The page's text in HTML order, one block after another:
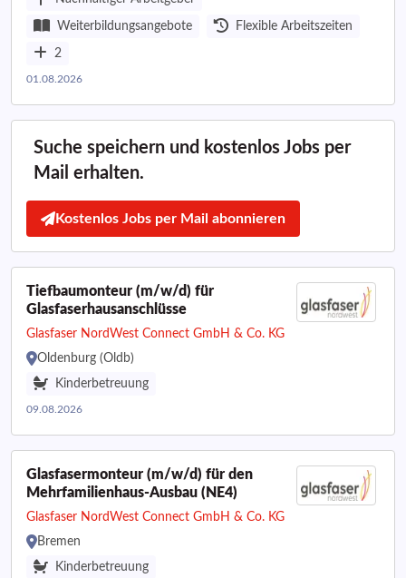
Weiterbildungsangebote Flexible Arbeitszeiten
2
01.08.2026
Suche speichern und kostenlos Jobs per
Mail erhalten.
Kostenlos Jobs per Mail abonnieren
Tiefbaumonteur (m/w/d) für
Glasfaserhausanschlüsse
Glasfaser NordWest Connect GmbH & Co. KG
Oldenburg (Oldb)
Kinderbetreuung
09.08.2026
Glasfasermonteur (m/w/d) für den
Mehrfamilienhaus-Ausbau (NE4)
Glasfaser NordWest Connect GmbH & Co. KG
Bremen
Kinderbetreuung